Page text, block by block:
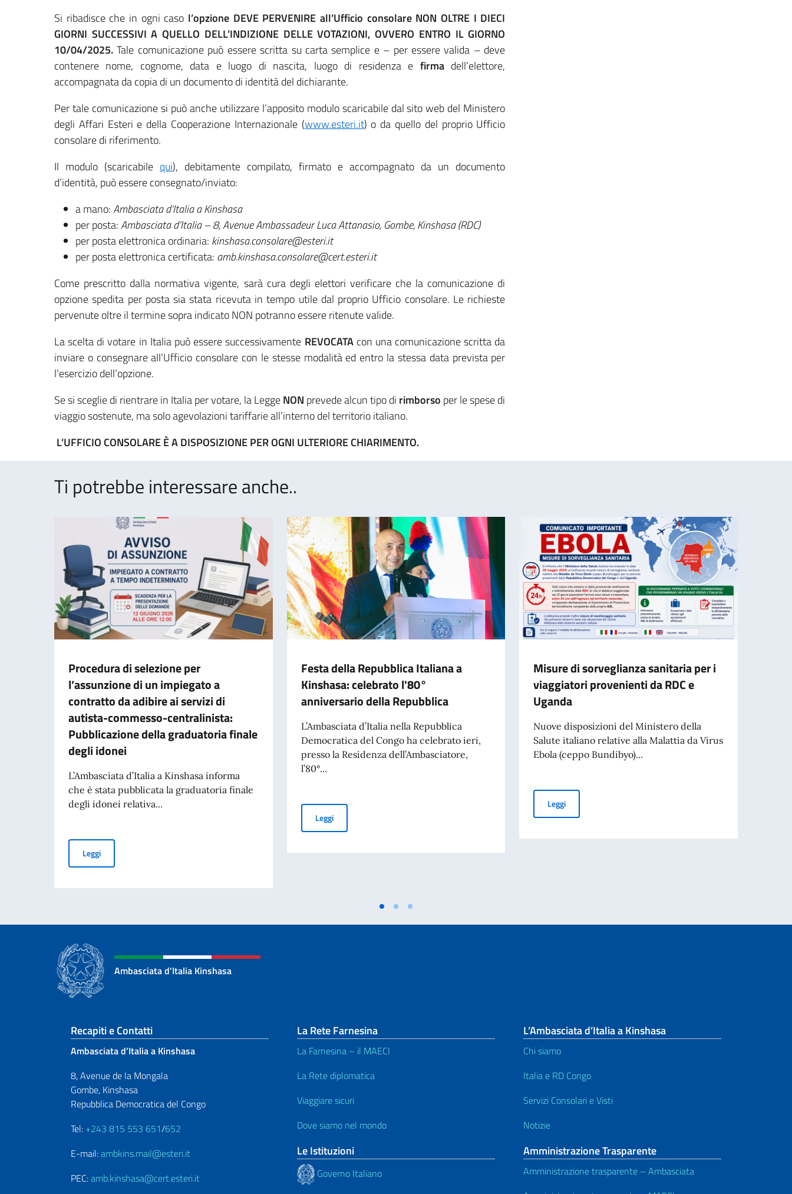
Si ribadisce che in ogni caso l’opzione DEVE PERVENIRE all’Ufficio consolare NON OLTRE I DIECI
GIORNI SUCCESSIVI A QUELLO DELL’INDIZIONE DELLE VOTAZIONI, OVVERO ENTRO IL GIORNO
10/04/2025.Tale comunicazione può essere scritta su carta semplice e – per essere valida – deve
contenere nome, cognome, data e luogo di nascita, luogo di residenza e firmadell’elettore,
accompagnata da copia di un documento di identità del dichiarante.
Per tale comunicazione si può anche utilizzare l’apposito modulo scaricabile dal sito web del Ministero
degli Affari Esteri e della Cooperazione Internazionale (www.esteri.it) o da quello del proprio Ufficio
consolare di riferimento.
Il modulo (scaricabile qui), debitamente compilato, firmato e accompagnato da un documento
d’identità, può essere consegnato/inviato:
a mano:Ambasciata d’Italia a Kinshasa
per posta:Ambasciata d’Italia – 8, Avenue Ambassadeur Luca Attanasio, Gombe, Kinshasa (RDC)
per posta elettronica ordinaria: kinshasa.consolare@esteri.it
per posta elettronica certificata: amb.kinshasa.consolare@cert.esteri.it
Come prescritto dalla normativa vigente, sarà cura degli elettori verificare che la comunicazione di
opzione spedita per posta sia stata ricevuta in tempo utile dal proprio Ufficio consolare. Le richieste
pervenute oltre il termine sopra indicato NON potranno essere ritenute valide.
La scelta di votare in Italia può essere successivamente REVOCATAcon una comunicazione scritta da
inviare o consegnare all’Ufficio consolare con le stesse modalità ed entro la stessa data prevista per
l’esercizio dell’opzione.
Se si sceglie di rientrare in Italia per votare, la LeggeNON prevede alcun tipo di rimborso per le spese di
viaggio sostenute, ma solo agevolazioni tariffarie all’interno del territorio italiano.
L’UFFICIO CONSOLARE È A DISPOSIZIONE PER OGNI ULTERIORE CHIARIMENTO.
Ti potrebbe interessare anche..
Procedura di selezione per
l’assunzione di un impiegato a
contratto da adibire ai servizi di
autista-commesso-centralinista:
Pubblicazione della graduatoria finale
degli idonei
L’Ambasciata d’Italia a Kinshasa informa
che è stata pubblicata la graduatoria finale
degli idonei relativa...
LeggiProcedura di selezione per l’assunzione di un impiegato a contratto da adibire ai servizi di autista-commesso-centralinista: Pubblicazione della graduatoria finale degli idonei
Festa della Repubblica Italiana a
Kinshasa: celebrato l'80°
anniversario della Repubblica
L’Ambasciata d’Italia nella Repubblica
Democratica del Congo ha celebrato ieri,
presso la Residenza dell’Ambasciatore,
l’80°...
LeggiFesta della Repubblica Italiana a Kinshasa: celebrato l'80° anniversario della Repubblica
Misure di sorveglianza sanitaria per i
viaggiatori provenienti da RDC e
Uganda
Nuove disposizioni del Ministero della
Salute italiano relative alla Malattia da Virus
Ebola (ceppo Bundibyo)...
LeggiMisure di sorveglianza sanitaria per i viaggiatori provenienti da
Ambasciata d'Italia Kinshasa
Sezione footer
Recapiti e Contatti
Ambasciata d’Italia a Kinshasa
8, Avenue de la Mongala
Gombe, Kinshasa
Repubblica Democratica del Congo
Tel: +243 815 553 651/652
E-mail:ambkins.mail@esteri.it
PEC:amb.kinshasa@cert.esteri.it
La Rete Farnesina
La Farnesina – il MAECI
La Rete diplomatica
Viaggiare sicuri
Dove siamo nel mondo
Le Istituzioni
Governo Italiano
L’Ambasciata d’Italia a Kinshasa
Chi siamo
Italia e RD Congo
Servizi Consolari e Visti
Notizie
Amministrazione Trasparente
Amministrazione trasparente – Ambasciata